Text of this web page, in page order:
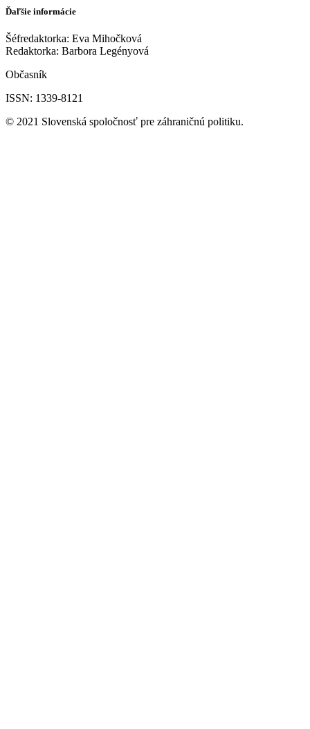
Ďaľšie informácie
Šéfredaktorka: Eva Mihočková
Redaktorka: Barbora Legényová
Občasník
ISSN: 1339-8121
© 2021 Slovenská spoločnosť pre záhraničnú politiku.